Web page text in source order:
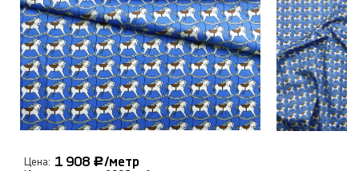
Цена: 1 908 Р/метр